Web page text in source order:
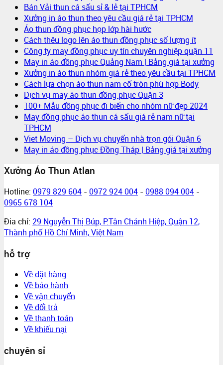
Bán Vải thun cá sấu sỉ & lẻ tại TPHCM
Xưởng in áo thun theo yêu cầu giá rẻ tại TPHCM
Áo thun đồng phục họp lớp hài hước
Cách thêu logo lên áo thun đồng phục số lượng ít
Công ty may đồng phục uy tín chuyên nghiệp quận 11
May in áo đồng phục Quảng Nam | Bảng giá tại xưởng
Xưởng in áo thun nhóm giá rẻ theo yêu cầu tại TPHCM
Cách lựa chọn áo thun nam cổ tròn phù hợp Body
Dịch vụ may áo thun đồng phục Quận 3
100+ Mẫu đồng phục đi biển cho nhóm nữ đẹp 2024
May đồng phục áo thun cá sấu giá rẻ nam nữ tại
TPHCM
Viet Moving – Dịch vụ chuyển nhà trọn gói Quận 6
May in áo đồng phục Đồng Tháp | Bảng giá tại xưởng
Xưởng Áo Thun Atlan
Hotline: 0979 829 604 - 0972 924 004 - 0988 094 004 -
0965 678 104
Đia chỉ: 29 Nguyễn Thị Búp, P.Tân Chánh Hiệp, Quận 12,
Thành phố Hồ Chí Minh, Việt Nam
hỗ trợ
Về đặt hàng
Về bảo hành
Về vận chuyển
Về đổi trả
Về thanh toán
Về khiếu nại
chuyên sỉ